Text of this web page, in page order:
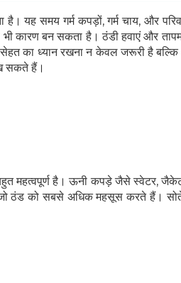
यह समय गर्म कपड़ों, गर्म चाय, और
कारण बन सकता है। ठंडी हवाएं और
सेहत का ध्यान रखना न केवल जरूरी है
सकते हैं।
महत्वपूर्ण है। ऊनी कपड़े जैसे स्वेटर,
ठंड को सबसे अधिक महसूस करते हैं।